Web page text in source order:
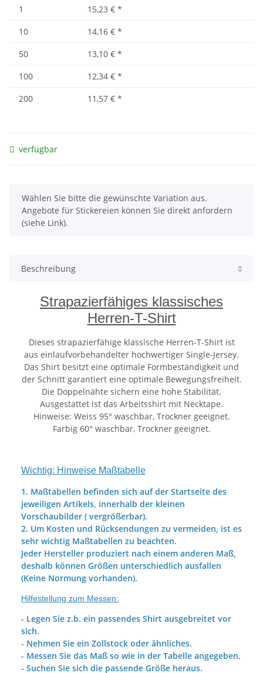
1 15,23 € *
10
14,16 € *
50
13,10 € *
100
12,34 € *
200
11,57 € *
verfügbar
x
Wählen Sie bitte die gewünschte Variation aus.
Angebote für Stickereien können Sie direkt anfordern
(siehe Link).
Beschreibung
Strapazierfähiges klassisches
Herren-T-Shirt
Dieses strapazierfähige klassische Herren-T-Shirt ist
aus einlaufvorbehandelter hochwertiger Single-Jersey.
Das Shirt besitzt eine optimale Formbeständigkeit und
der Schnitt garantiert eine optimale Bewegungsfreiheit.
Die Doppelnähte sichern eine hohe Stabilität.
Ausgestattet ist das Arbeitsshirt mit Necktape.
Hinweise: Weiss 95° waschbar, Trockner geeignet.
Farbig 60° waschbar, Trockner geeignet.
Wichtig: Hinweise Maßtabelle
1. Maßtabellen befinden sich auf der Startseite des
jeweiligen Artikels, innerhalb der kleinen
Vorschaubilder ( vergrößerbar).
2. Um Kosten und Rücksendungen zu vermeiden, ist es
sehr wichtig Maßtabellen zu beachten.
Jeder Hersteller produziert nach einem anderen Maß,
deshalb können Größen unterschiedlich ausfallen
(Keine Normung vorhanden).
Hilfestellung zum Messen:
- Legen Sie z.b. ein passendes Shirt ausgebreitet vor
sich.
- Nehmen Sie ein Zollstock oder ähnliches.
- Messen Sie das Maß so wie in der Tabelle angegeben.
- Suchen Sie sich die passende Größe heraus.